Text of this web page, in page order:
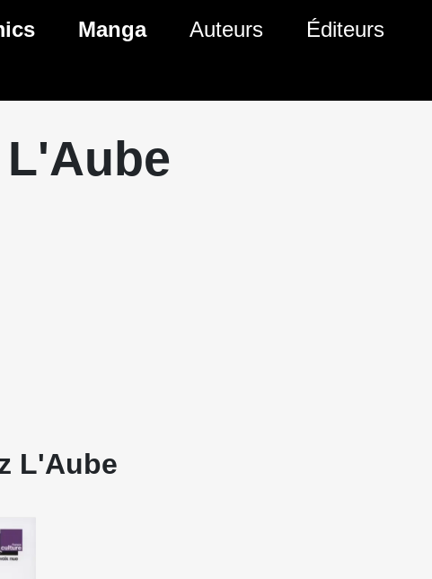
Comics
Manga
Genres Manga
Auteurs Éditeurs
L'Aube
L'Aube